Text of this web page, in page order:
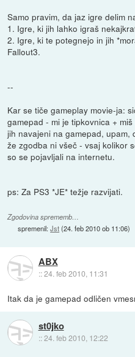
Samo pravim, da jaz igre delim
1. Igre, ki jih lahko igraš
2. Igre, ki te potegnejo in jih
Fallout3.
--
Kar se tiče gameplay movie-ja:
gamepad - mi je tipkovnica +
jih navajeni na gamepad, upam,
že zgodba ni všeč - vsaj kolikor
so se pojavljali na internetu.
ps: Za PS3 *JE* težje razvijati.
Zgodovina sprememb…
spremenil:Jst(24. feb 2010 ob 11:06)
ABX
::24. feb 2010, 11:31
Itak da je gamepad odličen
st0jko
::24. feb 2010, 12:22